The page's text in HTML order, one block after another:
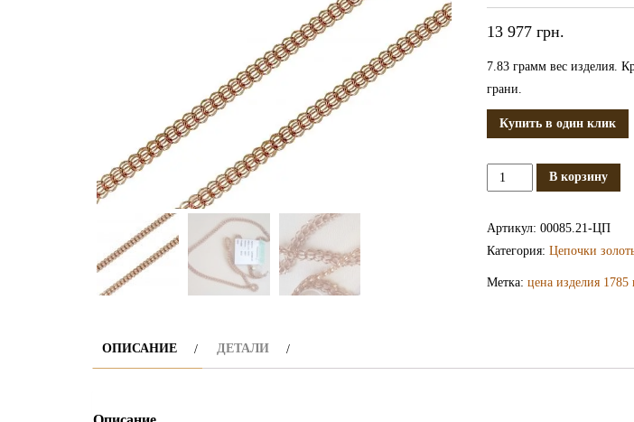
13 977 грн.
7.83 грамм вес изделия.
грани.
Купить в один клик
Количество
Золотая
В корзину
Артикул: 00085.21-ЦП
Категория: Цепочки
Метка: цена изделия 1785
ОПИСАНИЕ ДЕТАЛИ